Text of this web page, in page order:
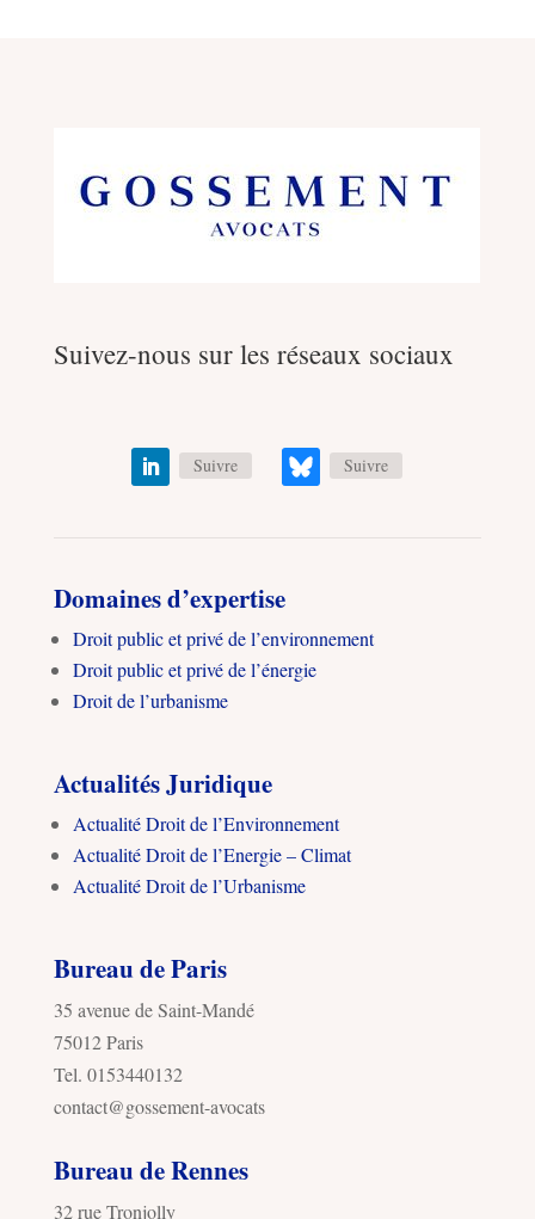
Suivez-nous sur les réseaux sociaux
Suivre Suivre
Domaines d’expertise
Droit public et privé de l’environnement
Droit public et privé de l’énergie
Droit de l’urbanisme
Actualités Juridique
Actualité Droit de l’Environnement
Actualité Droit de l’Energie – Climat
Actualité Droit de l’Urbanisme
Bureau de Paris
35 avenue de Saint-Mandé
75012 Paris
Tel. 0153440132
contact@gossement-avocats
Bureau de Rennes
32 rue Tronjolly